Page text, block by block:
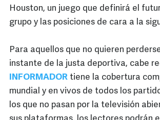
Houston, un juego que definirá el
grupo y las posiciones de cara a la
Para aquellos que no quieren
instante de la justa deportiva, cabe
INFORMADOR tiene la cobertura
mundial y en vivos de todos los
los que no pasan por la televisión